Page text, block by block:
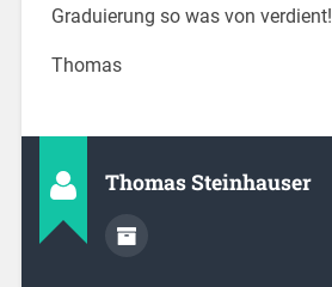
Graduierung so was von verdient!
Thomas
Thomas Steinhauser